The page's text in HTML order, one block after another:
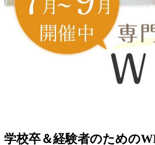
学校卒＆経験者のための